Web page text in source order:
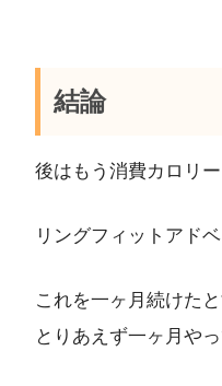
結論
後はもう消費カロリ
リングフィットアド
これを一ヶ月続けた
とりあえず一ヶ月や